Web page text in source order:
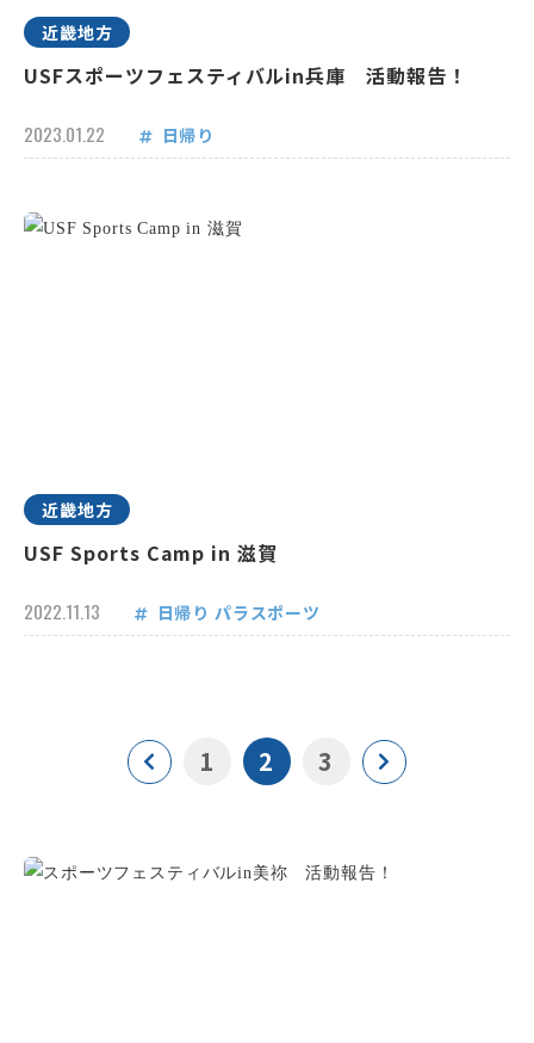
近畿地方
USFスポーツフェスティバルin兵庫 活動報告！
2023.01.22 日帰り
近畿地方
USF Sports Camp in 滋賀
2022.11.13 日帰り パラスポーツ
1 2 3